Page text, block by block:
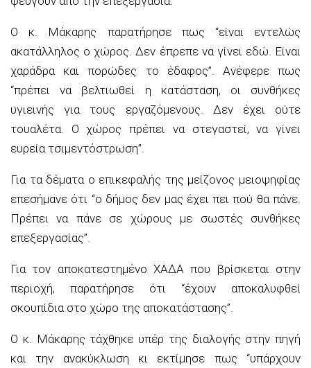
Ο κ. Μάκαρης παρατήρησε πως “είναι εντελώς
ακατάλληλος ο χώρος. Δεν έπρεπε να γίνει εδώ. Είναι
χαράδρα και πορώδες το έδαφος”. Ανέφερε πως
“πρέπει να βελτιωθεί η κατάσταση, οι συνθήκες
υγιεινής για τους εργαζόμενους. Δεν έχει ούτε
τουαλέτα. Ο χώρος πρέπει να στεγαστεί, να γίνει
ευρεία τσιμεντόστρωση”.
Για τα δέματα ο επικεφαλής της μείζονος μειοψηφίας
επεσήμανε ότι “ο δήμος δεν μας έχει πει πού θα πάνε.
Πρέπει να πάνε σε χώρους με σωστές συνθήκες
επεξεργασίας”.
Για τον αποκατεστημένο ΧΑΔΑ που βρίσκεται στην
περιοχή, παρατήρησε ότι “έχουν αποκαλυφθεί
σκουπίδια στο χώρο της αποκατάστασης”.
Ο κ. Μάκαρης τάχθηκε υπέρ της διαλογής στην πηγή
και την ανακύκλωση κι εκτίμησε πως “υπάρχουν